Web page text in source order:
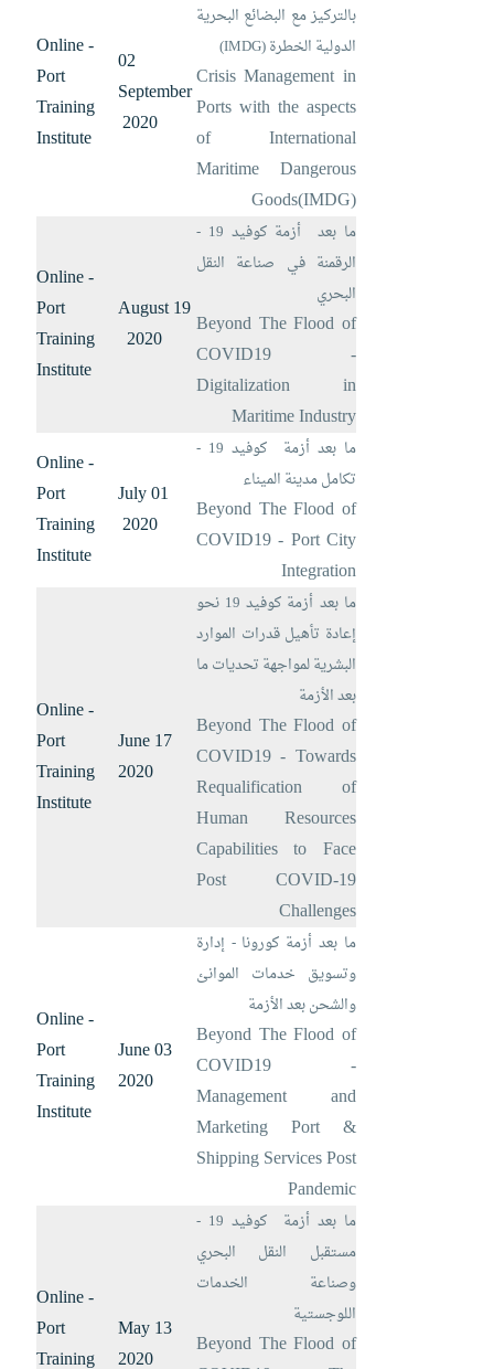
بالتركيز مع البضائع البحرية
الدولية الخطرة (IMDG
)
Crisis Management in
Ports with the aspects
of International
Maritime Dangerous
Goods(IMDG)
02
September
2020
Online -
Port
Training
Institute
ما بعد أزمة كوفيد 19 -
الرقمنة في صناعة النقل
البحري
Beyond The Flood of
COVID19 -
Digitalization in
Maritime Industry
19 August
2020
Online -
Port
Training
Institute
ما بعد أزمة كوفيد 19 -
تكامل مدينة الميناء
Beyond The Flood of
COVID19 - Port City
Integration
01 July
2020
Online -
Port
Training
Institute
ما بعد أزمة كوفيد 19 نحو
إعادة تأهيل قدرات الموارد
البشرية لمواجهة تحديات ما
بعد الأزمة
Beyond The Flood of
COVID19 - Towards
Requalification of
Human Resources
Capabilities to Face
Post COVID-19
Challenges
17 June
2020
Online -
Port
Training
Institute
ما بعد أزمة كورونا - إدارة
وتسويق خدمات الموانئ
والشحن بعد الأزمة
Beyond The Flood of
COVID19 -
Management and
Marketing Port &
Shipping Services Post
Pandemic
03 June
2020
Online -
Port
Training
Institute
ما بعد أزمة
كوفيد 19 -
مستقبل النقل البحري
وصناعة الخدمات
اللوجستية
Beyond The Flood of
13 May
2020
Online -
Port
Training